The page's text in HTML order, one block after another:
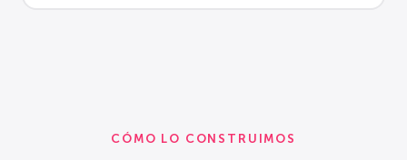
CÓMO LO CONSTRUIMOS